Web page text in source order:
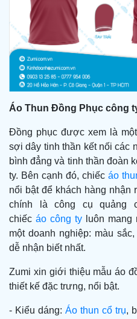
Áo Thun Đồng Phục công
Đồng phục được xem là
sợi dây tinh thần kết nối các
bình đẳng và tinh thần đoàn
ty. Bên cạnh đó, chiếc áo
nổi bật để khách hàng nhận
chính là công cụ quảng
chiếc áo công ty luôn mang
một doanh nghiệp: màu
dễ nhận biết nhất.
Zumi xin giới thiệu mẫu áo
thiết kế đặc trưng, nổi bật.
- Kiểu dáng:Áo thun cổ trụ,